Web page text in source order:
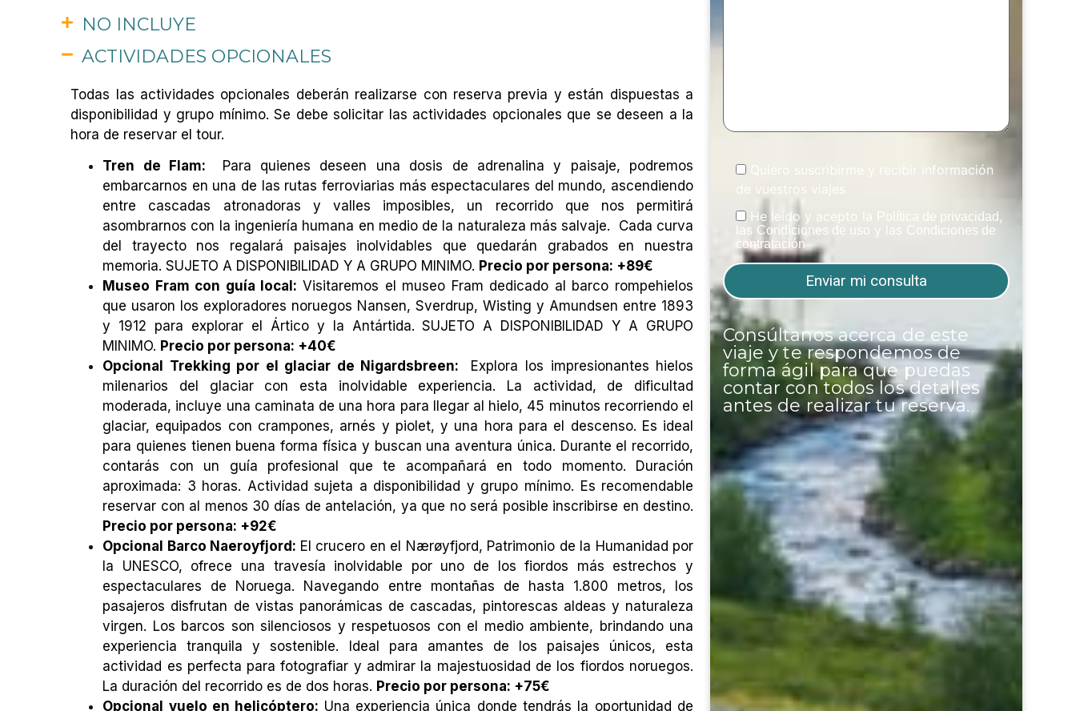
NO INCLUYE
ACTIVIDADES OPCIONALES
Todas las actividades opcionales deberán realizarse con reserva previa y están dispuestas a
disponibilidad y grupo mínimo. Se debe solicitar las actividades opcionales que se deseen a la
hora de reservar el tour.
Tren de Flam:
Para quienes deseen una dosis de adrenalina y paisaje, podremos
embarcarnos en una de las rutas ferroviarias más espectaculares del mundo, ascendiendo
entre cascadas atronadoras y valles imposibles, un recorrido que nos permitirá
asombrarnos con la ingeniería humana en medio de la naturaleza más salvaje. Cada curva
del trayecto nos regalará paisajes inolvidables que quedarán grabados en nuestra
memoria. SUJETO A DISPONIBILIDAD Y A GRUPO MINIMO. Precio por persona: +89€
Museo Fram con guía local:Visitaremos el museo Fram dedicado al barco rompehielos
que usaron los exploradores noruegos Nansen, Sverdrup, Wisting y Amundsen entre 1893
y 1912 para explorar el Ártico y la Antártida. SUJETO A DISPONIBILIDAD Y A GRUPO
MINIMO. Precio por persona: +40€
Opcional Trekking por el glaciar de Nigardsbreen: Explora los impresionantes hielos
milenarios del glaciar con esta inolvidable experiencia. La actividad, de dificultad
moderada, incluye una caminata de una hora para llegar al hielo, 45 minutos recorriendo el
glaciar, equipados con crampones, arnés y piolet, y una hora para el descenso. Es ideal
para quienes tienen buena forma física y buscan una aventura única. Durante el recorrido,
contarás con un guía profesional que te acompañará en todo momento. Duración
aproximada: 3 horas. Actividad sujeta a disponibilidad y grupo mínimo. Es recomendable
reservar con al menos 30 días de antelación, ya que no será posible inscribirse en destino.
Precio por persona: +92€
Opcional Barco Naeroyfjord: El crucero en el Nærøyfjord, Patrimonio de la Humanidad por
la UNESCO, ofrece una travesía inolvidable por uno de los fiordos más estrechos y
espectaculares de Noruega. Navegando entre montañas de hasta 1.800 metros, los
pasajeros disfrutan de vistas panorámicas de cascadas, pintorescas aldeas y naturaleza
virgen. Los barcos son silenciosos y respetuosos con el medio ambiente, brindando una
experiencia tranquila y sostenible. Ideal para amantes de los paisajes únicos, esta
actividad es perfecta para fotografiar y admirar la majestuosidad de los fiordos noruegos.
La duración del recorrido es de dos horas. Precio por persona: +75€
Opcional vuelo en helicóptero: Una experiencia única donde tendrás la oportunidad de
Quiero suscribirme y recibir información
de vuestros viajes
He leído y acepto la Política de privacidad ,
las Condiciones de uso y las Condiciones de
contratación
Consúltanos acerca de este
viaje y te respondemos de
forma ágil para que puedas
contar con todos los detalles
antes de realizar tu reserva.